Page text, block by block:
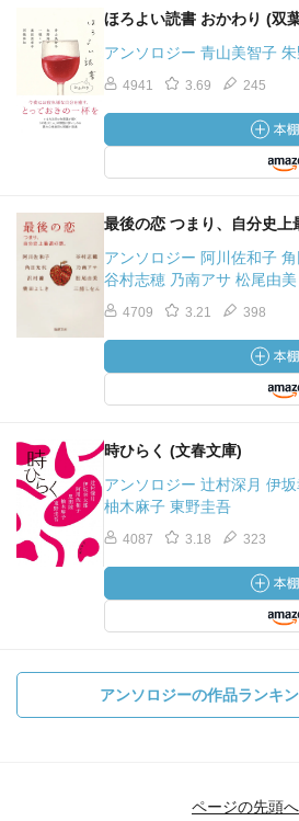
ほろよい読書 おかわり (双
アンソロジー 青山美智子
4941 3.69 245
最後の恋 つまり、自分史上
アンソロジー 阿川佐和子
谷村志穂 乃南アサ 松尾由
4709 3.21 398
時ひらく (文春文庫)
アンソロジー 辻村深月 伊
柚木麻子 東野圭吾
4087 3.18 323
アンソロジーの作品ランキ
ページの先頭へ